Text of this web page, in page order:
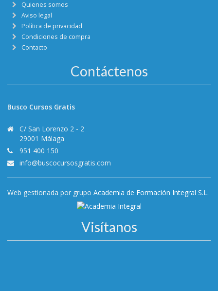
Quienes somos
Aviso legal
Política de privacidad
Condiciones de compra
Contacto
Contáctenos
Busco Cursos Gratis
C/ San Lorenzo 2 - 2
29001 Málaga
951 400 150
info@buscocursosgratis.com
Web gestionada por grupo Academia de Formación Integral S.L.
Visítanos